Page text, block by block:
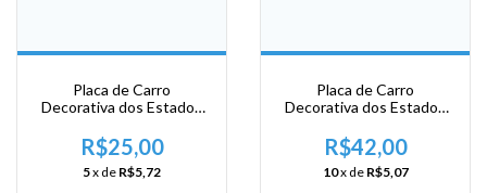
Placa de Carro
Decorativa dos Estados
USA - Area Sul - Alabama
- Huntsville
R$25,00
5x de R$5,72
Placa de Carro
Decorativa dos Estados
USA - Area Sul - Carolina
- North Carolina
R$42,00
10x de R$5,07